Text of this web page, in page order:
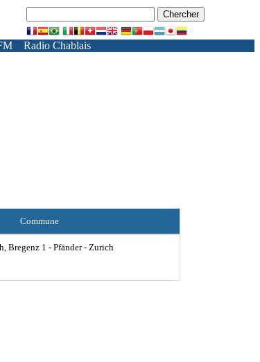
Radio Chablais
Commune
Bregenz 1 - Pfänder - Zurich